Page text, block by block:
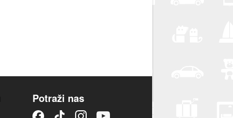
Potraži nas